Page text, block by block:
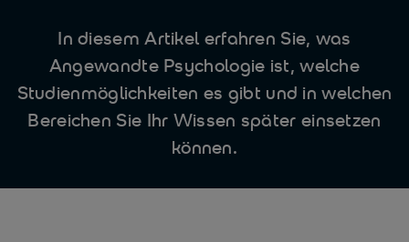
In diesem Artikel erfahren Sie, was
Angewandte Psychologie ist, welche
Studienmöglichkeiten es gibt und in welchen
Bereichen Sie Ihr Wissen später einsetzen
können.